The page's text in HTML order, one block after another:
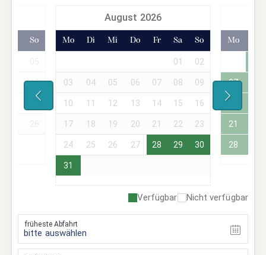
So
12
19
August 2026
Mo Di Mi Do Fr Sa So
01 02
03 04 05 06 07 08 09
10 11 12 13 14 15 16
17 18 19 20 21 22 23
24 25 26 27 28 29 30
31
Mo
07
21
28
Verfügbar Nicht verfügbar
früheste Abfahrt
bitte auswählen